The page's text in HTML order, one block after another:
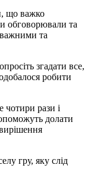
що важко
обговорювали та
та
згадати все,
робити
чотири рази і
долати
гру, яку слід